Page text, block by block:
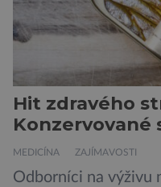
Hit zdravého
Konzervované
MEDICÍNA ZAJÍMAVOSTI
Odborníci na výživu